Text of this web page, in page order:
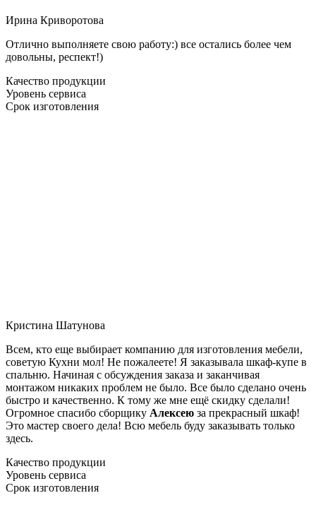
Ирина Криворотова
Отлично выполняете свою работу:) все остались более чем
довольны, респект!)
Качество продукции
Уровень сервиса
Срок изготовления
Кристина Шатунова
Всем, кто еще выбирает компанию для изготовления мебели,
советую Кухни мол! Не пожалеете! Я заказывала шкаф-купе в
спальню. Начиная с обсуждения заказа и заканчивая
монтажом никаких проблем не было. Все было сделано очень
быстро и качественно. К тому же мне ещё скидку сделали!
Огромное спасибо сборщику Алексею за прекрасный шкаф!
Это мастер своего дела! Всю мебель буду заказывать только
здесь.
Качество продукции
Уровень сервиса
Срок изготовления